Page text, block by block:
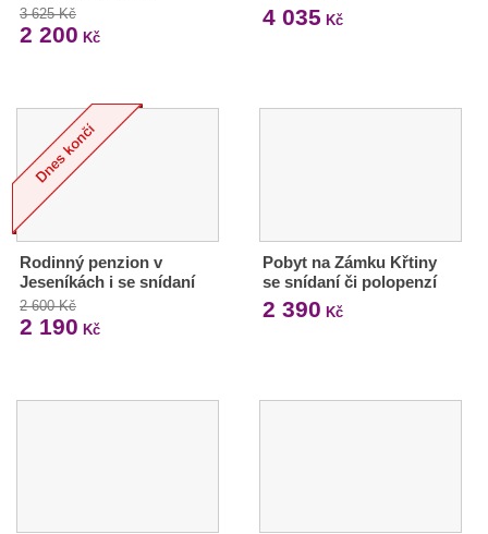
3 625 Kč
2 200 Kč
4 035 Kč
Rodinný penzion v
Jeseníkách i se snídaní
2 600 Kč
2 190 Kč
Pobyt na Zámku Křtiny
se snídaní či polopenzí
2 390 Kč